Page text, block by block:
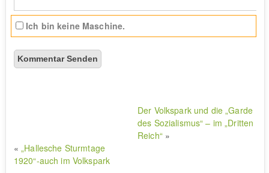
Ich bin keine Maschine.
Der Volkspark und die „Garde
des Sozialismus“ – im „Dritten
Reich“»
«„Hallesche Sturmtage
1920“-auch im Volkspark